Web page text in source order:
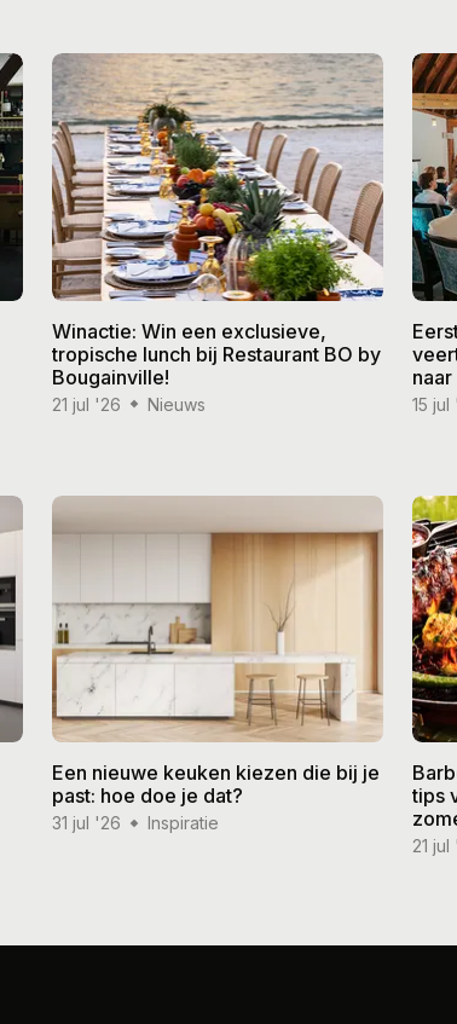
Winactie: Win een exclusieve,
tropische lunch bij Restaurant BO by
Bougainville!
21 jul '26 Nieuws 15 jul
Een nieuwe keuken kiezen die bij je
past: hoe doe je dat?
31 jul '26 Inspiratie
tips
21 jul